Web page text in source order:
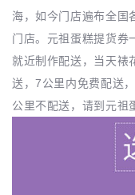
海，如今门店遍布全国
门店。元祖蛋糕提货券
就近制作配送，当天裱
送，7公里内免费配送
公里不配送，请到元祖